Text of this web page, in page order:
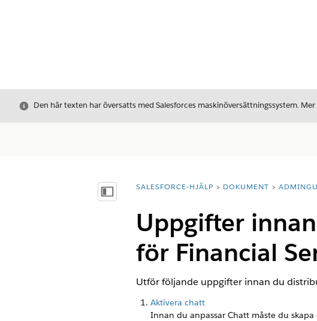
Stäng
Den här texten har översatts med Salesforces maskinöversättningssystem.
Visa innehållsförteckning
Du är här:
SALESFORCE-HJÄLP DOKUMENT
Uppgifter
för Financial
Utför följande uppgifter innan du
Aktivera chatt
Innan du anpassar Chatt måste du